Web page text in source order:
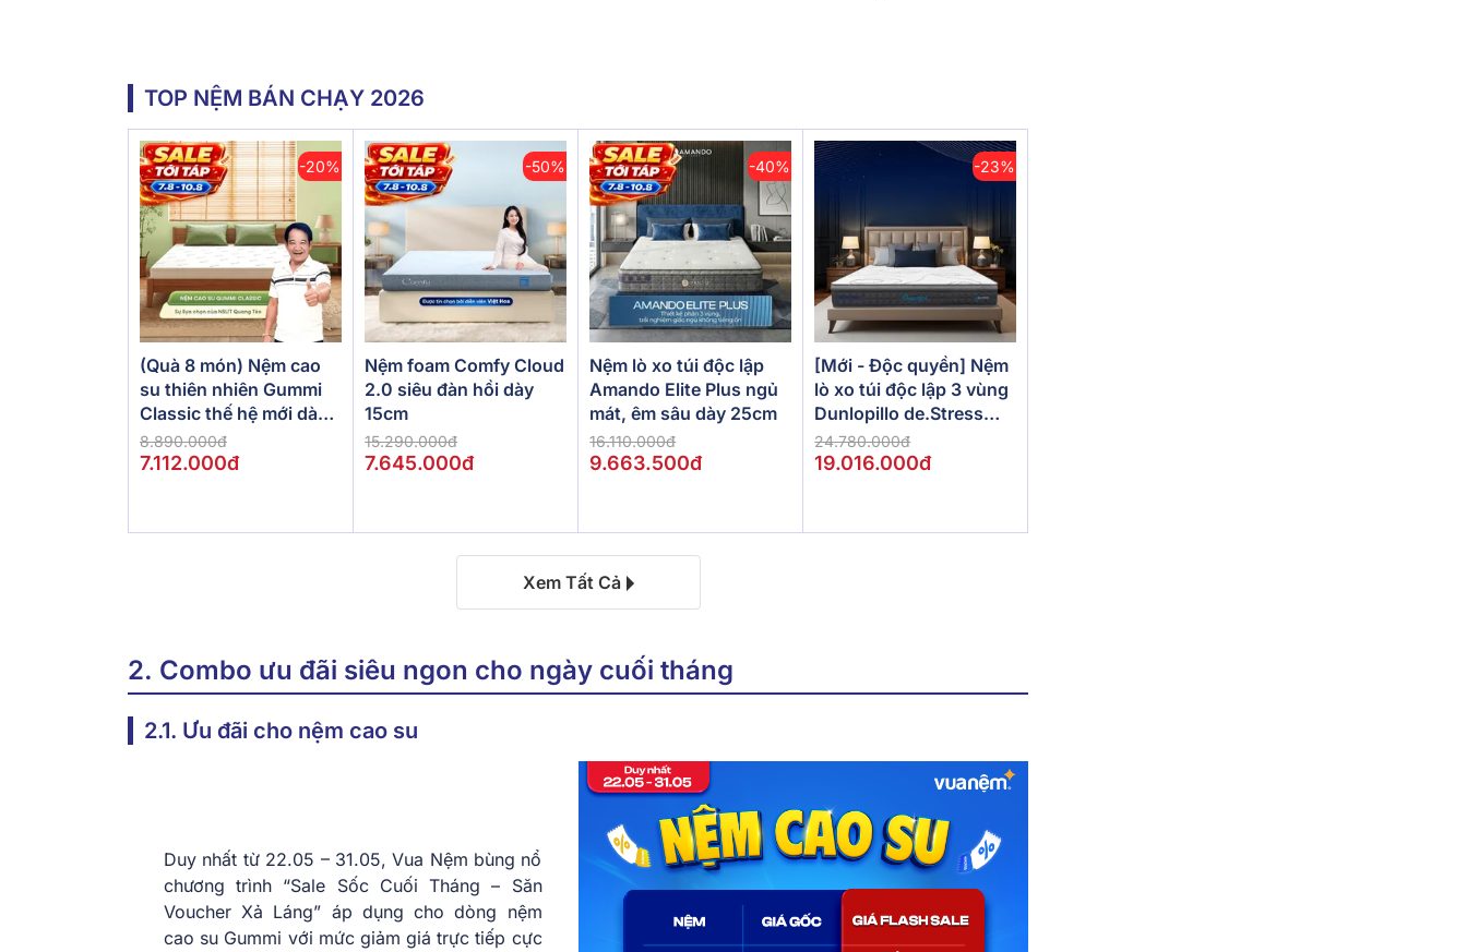
TOP NỆM BÁN CHẠY 2026
-20%
(Quà 8 món) Nệm cao
su thiên nhiên Gummi
Classic thế hệ mới dày
5/10/15cm
8.890.000đ
7.112.000đ
-50%
Nệm foam Comfy Cloud
2.0 siêu đàn hồi dày
15cm
15.290.000đ
7.645.000đ
-40%
Nệm lò xo túi độc lập
Amando Elite Plus ngủ
mát, êm sâu dày 25cm
16.110.000đ
9.663.500đ
-23%
[Mới - Độc quyền] Nệm
lò xo túi độc lập 3 vùng
Dunlopillo de.Stress
Powerful
24.780.000đ
19.016.000đ
Xem Tất Cả
2. Combo ưu đãi siêu ngon cho ngày cuối tháng
2.1. Ưu đãi cho nệm cao su
Duy nhất từ 22.05 – 31.05, Vua Nệm bùng nổ
chương trình “Sale Sốc Cuối Tháng – Săn
Voucher Xả Láng” áp dụng cho dòng nệm
cao su Gummi với mức giảm giá trực tiếp cực